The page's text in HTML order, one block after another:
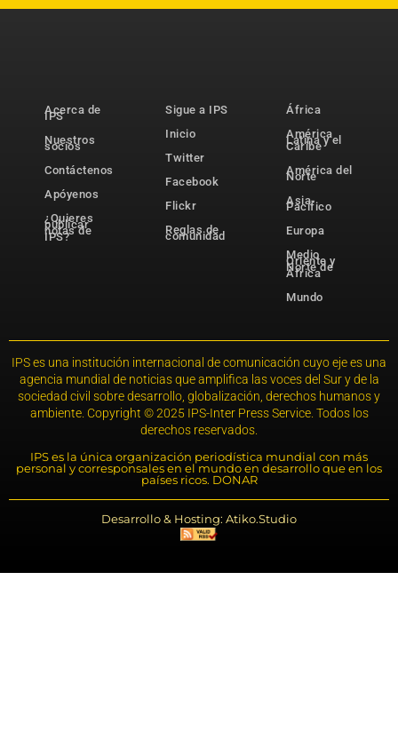
Acerca de
IPS
Nuestros
socios
Contáctenos
Apóyenos
¿Quieres
publicar
notas de
IPS?
Sigue a IPS
Inicio
Twitter
Facebook
Flickr
Reglas de
comunidad
África
América
Latina y el
Caribe
América del
Norte
Asia-
Pacífico
Europa
Medio
Oriente y
Norte de
África
Mundo
IPS es una institución internacional de comunicación cuyo eje es una
agencia mundial de noticias que amplifica las voces del Sur y de la
sociedad civil sobre desarrollo, globalización, derechos humanos y
ambiente. Copyright © 2025 IPS-Inter Press Service. Todos los
derechos reservados.
IPS es la única organización periodística mundial con más
personal y corresponsales en el mundo en desarrollo que en los
países ricos. DONAR
Desarrollo & Hosting: Atiko.Studio